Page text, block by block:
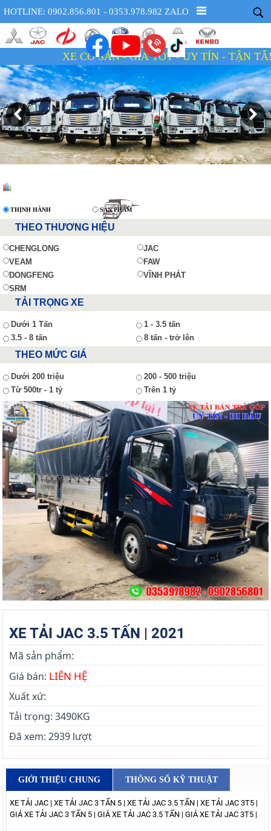
HOTLINE: 0902.856.801 - 0353.978.982 ZALO
XE CÓ SẴN - GIÁ TỐT - UY TÍN - TẬN TÂM
THỊNH HÀNH SẢN PHẨM
THEO THƯƠNG HIỆU
CHENGLONG
JAC
VEAM
FAW
DONGFENG
VĨNH PHÁT
SRM
TẢI TRỌNG XE
Dưới 1 Tấn
1 - 3.5 tấn
3.5 - 8 tấn
8 tấn - trở lên
THEO MỨC GIÁ
Dưới 200 triệu
200 - 500 triệu
Từ 500tr - 1 tỷ
Trên 1 tỷ
XE TẢI JAC 3.5 TẤN | 2021
Mã sản phẩm:
Giá bán: LIÊN HỆ
Xuất xứ:
Tải trọng: 3490KG
Đã xem: 2939 lượt
GIỚI THIỆU CHUNG THÔNG SỐ KỸ THUẬT
XE TẢI JAC | XE TẢI JAC 3 TẤN 5 | XE TẢI JAC 3.5 TẤN | XE TẢI JAC 3T5 |
GIÁ XE TẢI JAC 3 TẤN 5 | GIÁ XE TẢI JAC 3.5 TẤN | GIÁ XE TẢI JAC 3T5 |